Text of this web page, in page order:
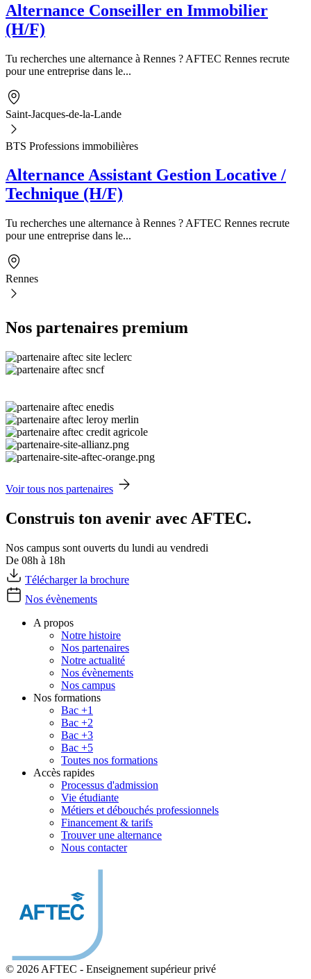
Alternance Conseiller en Immobilier
(H/F)
Tu recherches une alternance à Rennes ? AFTEC Rennes recrute
pour une entreprise dans le...
Saint-Jacques-de-la-Lande
BTS Professions immobilières
Alternance Assistant Gestion Locative /
Technique (H/F)
Tu recherches une alternance à Rennes ? AFTEC Rennes recrute
pour une entreprise dans le...
Rennes
Nos partenaires premium
Voir tous nos partenaires
Construis ton avenir avec AFTEC.
Nos campus sont ouverts du lundi au vendredi
De 08h à 18h
Télécharger la brochure
Nos évènements
A propos
Notre histoire
Nos partenaires
Notre actualité
Nos évènements
Nos campus
Nos formations
Bac +1
Bac +2
Bac +3
Bac +5
Toutes nos formations
Accès rapides
Processus d'admission
Vie étudiante
Métiers et débouchés professionnels
Financement & tarifs
Trouver une alternance
Nous contacter
© 2026 AFTEC - Enseignement supérieur privé